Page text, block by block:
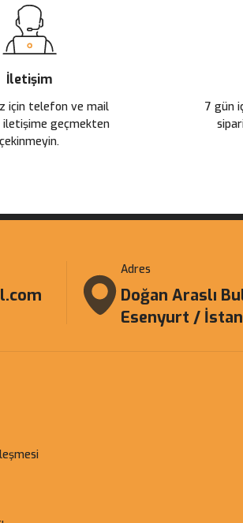
İletişim
için telefon ve mail
iletişime geçmekten
çekinmeyin.
7 gün
Adres
Doğan Araslı
Esenyurt /